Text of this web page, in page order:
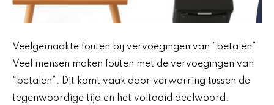
Veelgemaakte fouten bij vervoegingen van “betalen”
Veel mensen maken fouten met de vervoegingen van
“betalen”. Dit komt vaak door verwarring tussen de
tegenwoordige tijd en het voltooid deelwoord.